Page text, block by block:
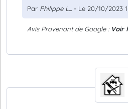
Par Philippe L... - Le 20/10/2023
Avis Provenant de Google : Voir